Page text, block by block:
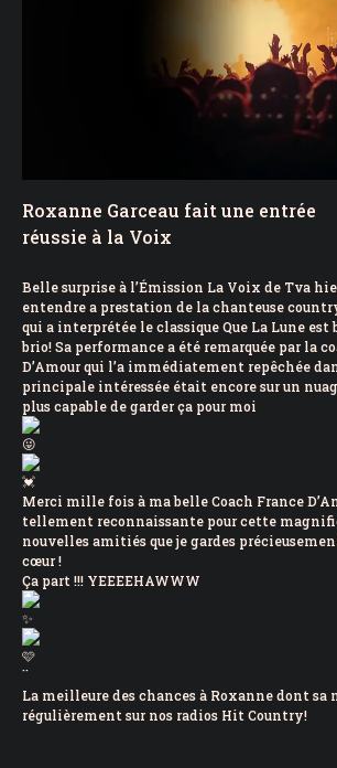
Roxanne Garceau fait une entrée
réussie à la Voix
Belle surprise à l’Émission La Voix de Tva
entendre a prestation de la chanteuse
qui a interprétée le classique Que La Lune est
brio! Sa performance a été remarquée par la
D’Amour qui l’a immédiatement repêchée
principale intéressée était encore sur un
plus capable de garder ça pour moi
Merci mille fois à ma belle Coach France
tellement reconnaissante pour cette
nouvelles amitiés que je gardes
cœur !
Ça part !!! YEEEEHAWWW
¨
La meilleure des chances à Roxanne dont sa
régulièrement sur nos radios Hit Country!